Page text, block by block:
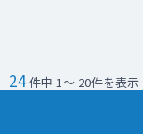
24件中 1～ 20件を表示